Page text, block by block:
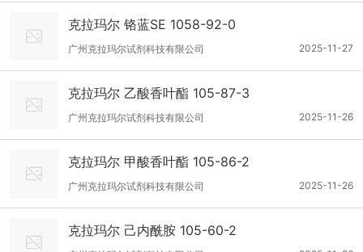
克拉玛尔 铬蓝SE 1058-92-0
2025-11-27
广州克拉玛尔试剂科技有限公司
克拉玛尔 乙酸香叶酯 105-87-3
2025-11-26
广州克拉玛尔试剂科技有限公司
克拉玛尔 甲酸香叶酯 105-86-2
2025-11-26
广州克拉玛尔试剂科技有限公司
克拉玛尔 己内酰胺 105-60-2